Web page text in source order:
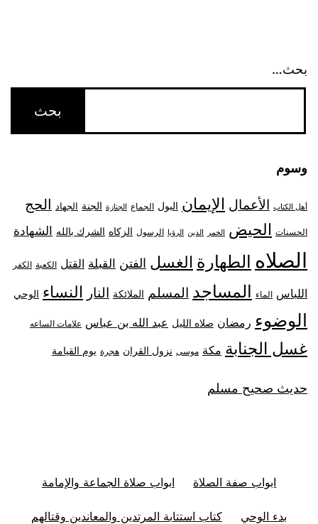
بحث…
وسوم
أهل الكتاب الأعمال الإيمان البول الجماع الجنازة الجنة الجهاد الحج
الحسنات الحيض الخمر الدين الرؤيا الرسول الزكاه الشرك بالله الشهادة
الصلاه الطهارة الغسل الفتن القبلة القتل الكعبة الكفر
اللباس الماء المساجد المسلم الملائكة النار النساء الوحي
الوضوء رمضان صلاه الليل عبد الله بن عباس علامات الساعه
غسل الجنابة مكة موسى نزول القران هجرة يوم القيامة
حديث صحيح مسلم
ابواب صفة الصلاة ابواب صلاة الجماعة والإمامة
بدء الوحي كتاب استتابة المرتدين والمعاندين وقتالهم